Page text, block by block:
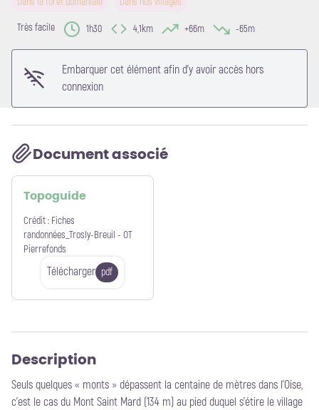
Voir l'image en plein écran
Très facile 1h30 4,1km +66m -65m
Embarquer cet élément afin d'y avoir accès hors
connexion
Document associé
Topoguide
Crédit : Fiches
randonnées_Trosly-Breuil - OT
Pierrefonds
Télécharger pdf
Description
Seuls quelques « monts » dépassent la centaine de mètres dans l’Oise,
c’est le cas du Mont Saint Mard (134 m) au pied duquel s’étire le village